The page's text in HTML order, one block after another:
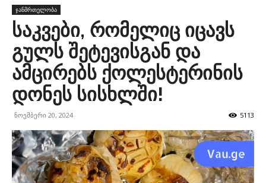
ჯანმრთელობა
საკვები, რომელიც იცავს
გულს შეტევისგან და
ამცირებს ქოლესტერინის
დონეს სისხლში!
ნოემბერი 20, 2024 5113